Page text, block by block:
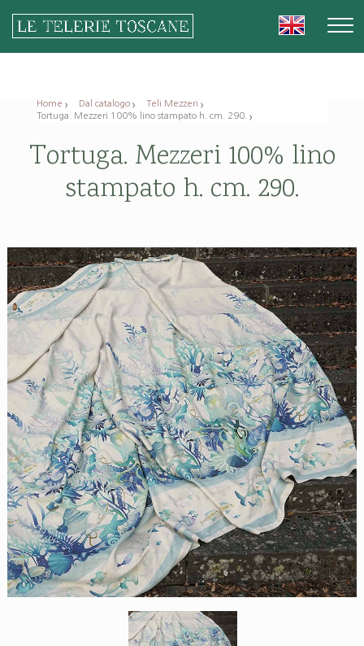
Home Dal catalogo
Teli Mezzeri
Tortuga. Mezzeri 100% lino stampato h. cm. 290.
Tortuga. Mezzeri 100% lino
stampato h. cm. 290.